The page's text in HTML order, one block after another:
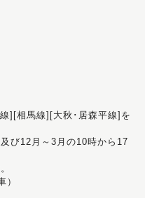
][相馬線][大秋･居森平線]を
び12月～3月の10時から17
）